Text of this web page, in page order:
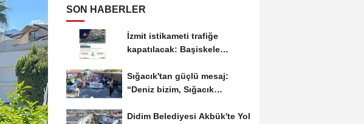
SON HABERLER
İzmit istikameti trafiğe
kapatılacak: Başiskele
Sığacık'tan güçlü mesaj:
“Deniz bizim, Sığacık
Didim Belediyesi Akbük'te Yol